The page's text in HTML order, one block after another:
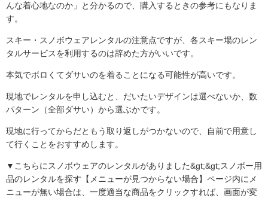
んな着心地なのか」と分かるので、購入するときの参考にもなりま
す。
スキー・スノボウェアレンタルの注意点ですが、各スキー場のレン
タルサービスを利用するのは辞めた方がいいです。
本気でボロくてダサいのを着ることになる可能性が高いです。
現地でレンタルを申し込むと、だいたいデザインは選べないか、数
パターン（全部ダサい）から選ぶかです。
現地に行ってからだともう取り返しがつかないので、自前で用意し
て行くことをおすすめします。
▼こちらにスノボウェアのレンタルがありました&gt;&gt;スノボー用
品のレンタルを探す【メニューが見つからない場合】ページ内にメ
ニューが無い場合は、一度適当な商品をクリックすれば、画面が変